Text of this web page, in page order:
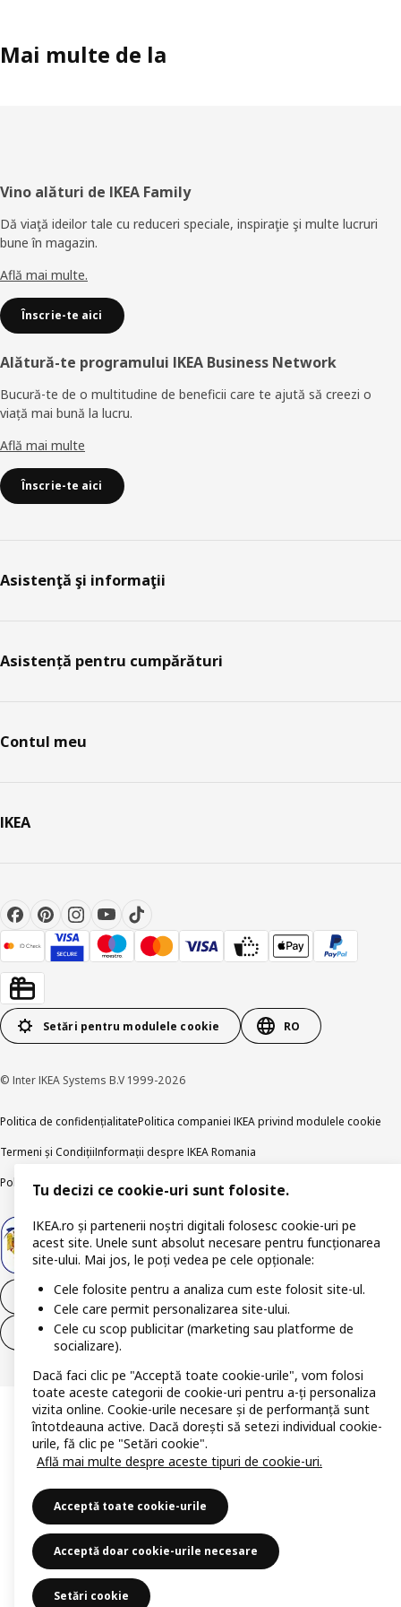
Mai multe de la
Subsol
Vino alături de IKEA Family
Dă viaţă ideilor tale cu reduceri speciale, inspiraţie şi multe lucruri
bune în magazin.
Află mai multe.
Înscrie-te aici
Alătură-te programului IKEA Business Network
Bucură-te de o multitudine de beneficii care te ajută să creezi o
viață mai bună la lucru.
Află mai multe
Înscrie-te aici
Asistenţă şi informaţii
Asistență pentru cumpărături
Contul meu
IKEA
Setări pentru modulele cookie RO
© Inter IKEA Systems B.V 1999-2026
Politica de confidențialitatePolitica companiei IKEA privind modulele cookie
Termeni și CondițiiInformații despre IKEA Romania
Politica de publicare responsabilă
Accesibilitatea digitală
Retrage-te din contract
Retrage-te din contract (servicii)
Tu decizi ce cookie-uri sunt folosite.
IKEA.ro și partenerii noștri digitali folosesc cookie-uri pe
acest site. Unele sunt absolut necesare pentru funcționarea
site-ului. Mai jos, le poți vedea pe cele opționale:
Cele folosite pentru a analiza cum este folosit site-ul.
Cele care permit personalizarea site-ului.
Cele cu scop publicitar (marketing sau platforme de
socializare).
Dacă faci clic pe "Acceptă toate cookie-urile", vom folosi
toate aceste categorii de cookie-uri pentru a-ți personaliza
vizita online. Cookie-urile necesare și de performanță sunt
întotdeauna active. Dacă dorești să setezi individual cookie-
urile, fă clic pe "Setări cookie".
Află mai multe despre aceste tipuri de cookie-uri.
Acceptă toate cookie-urile
Acceptă doar cookie-urile necesare
Setări cookie